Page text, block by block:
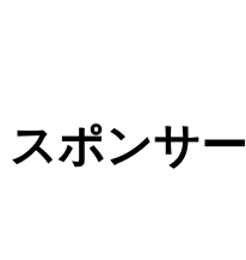
スポンサ